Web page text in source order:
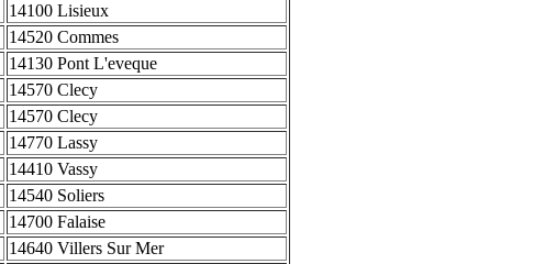
14100 Lisieux
14520 Commes
14130 Pont L'eveque
14570 Clecy
14570 Clecy
14770 Lassy
14410 Vassy
14540 Soliers
14700 Falaise
14640 Villers Sur Mer